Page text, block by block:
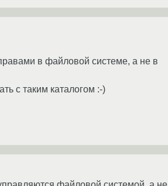
в файловой системе, а не в
с таким каталогом :-)